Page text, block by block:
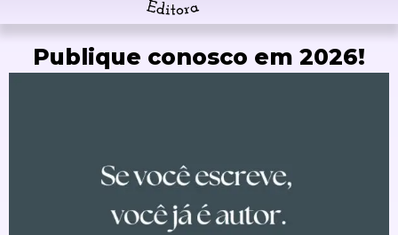
Publique conosco em 2026!